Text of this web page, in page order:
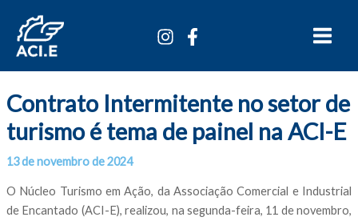
para
Menu
Contrato Intermitente no setor de
turismo é tema de painel na ACI-E
Por
13 de novembro de 2024
O Núcleo Turismo em Ação, da Associação Comercial e Industrial
de Encantado (ACI-E), realizou, na segunda-feira, 11 de novembro,